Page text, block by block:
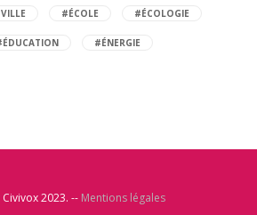
#ÉCOLE #ÉCOLOGIE
#ÉNERGIE
2023. -- Mentions légales